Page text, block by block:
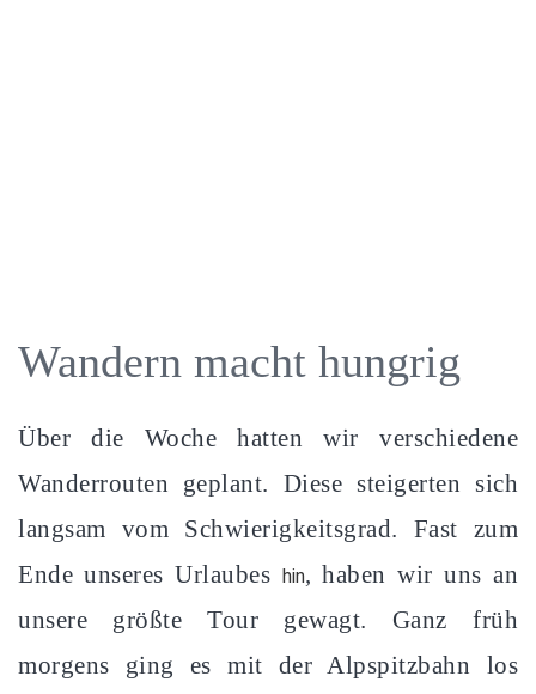
Wandern macht hungrig
Über die Woche hatten wir verschiedene
Wanderrouten geplant. Diese steigerten sich
langsam vom Schwierigkeitsgrad. Fast zum
Ende unseres Urlaubes hin, haben wir uns an
unsere größte Tour gewagt. Ganz früh
morgens ging es mit der Alpspitzbahn los